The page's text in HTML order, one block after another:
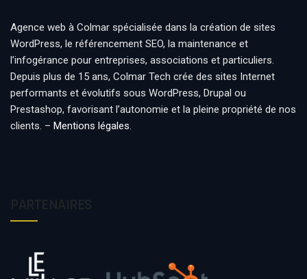
Agence web à Colmar spécialisée dans la création de sites
WordPress, le référencement SEO, la maintenance et
l’infogérance pour entreprises, associations et particuliers.
Depuis plus de 15 ans, Colmar Tech crée des sites Internet
performants et évolutifs sous WordPress, Drupal ou
Prestashop, favorisant l’autonomie et la pleine propriété de nos
clients. – Mentions légales.